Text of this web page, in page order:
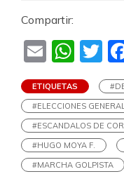
Compartir:
Email
ETIQUETAS
#ELECCIONES
#ESCANDALOS DE
#HUGO MOYA F.
#MARCHA GOLPISTA